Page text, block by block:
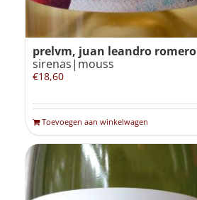
Mijn Account
Zoeken
naar:
prelvm, juan leandro romero
sirenas|mouss
€18,60
Toevoegen aan winkelwagen